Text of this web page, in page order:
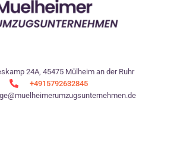
24A, 45475 Mülheim an der Ruhr
+4915792632845